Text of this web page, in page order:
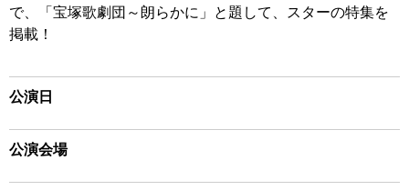
で、「宝塚歌劇団～朗らかに」と題して、スターの特集を
掲載！
公演日
公演会場